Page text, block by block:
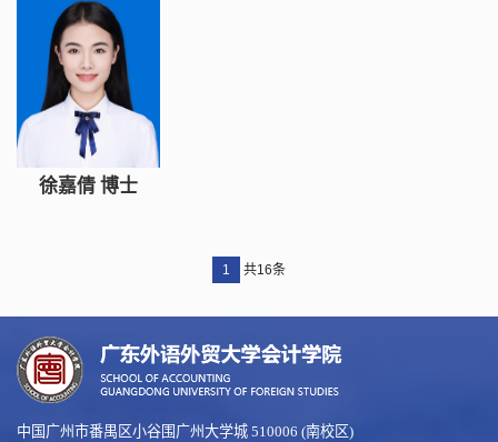
徐嘉倩 博士
1 共16条
中国广州市番禺区小谷围广州大学城 510006 (南校区)